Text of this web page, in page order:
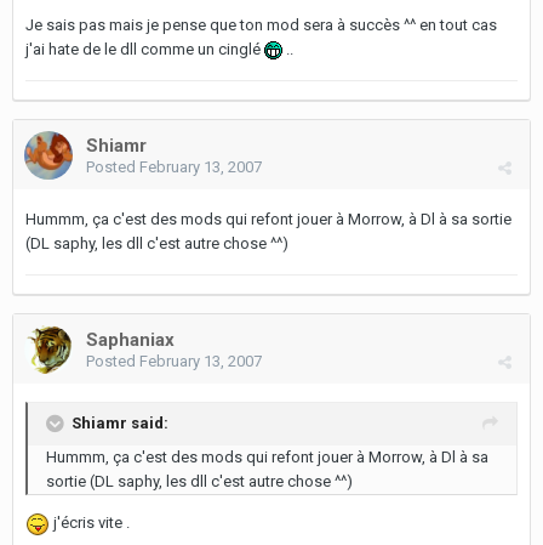
Je sais pas mais je pense que ton mod sera à succès ^^ en tout cas
j'ai hate de le dll comme un cinglé
..
Shiamr
Posted February 13, 2007
Hummm, ça c'est des mods qui refont jouer à Morrow, à Dl à sa sortie
(DL saphy, les dll c'est autre chose ^^)
Saphaniax
Posted February 13, 2007
Shiamr said:
Hummm, ça c'est des mods qui refont jouer à Morrow, à Dl à sa
sortie (DL saphy, les dll c'est autre chose ^^)
j'écris vite .